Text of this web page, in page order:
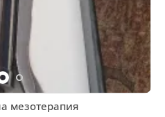
мезотерапия